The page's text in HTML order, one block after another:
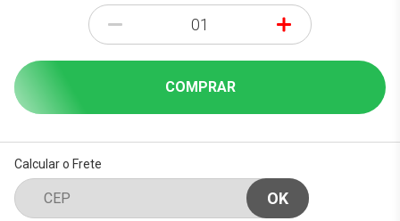
- +
COMPRAR
Calcular o Frete